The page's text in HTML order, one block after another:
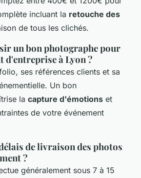
incluant la retouche des
de tous les clichés.
un bon photographe pour
d'entreprise à Lyon ?
ses références clients et sa
Un bon
la capture d'émotions et
de votre événement
de livraison des photos
?
généralement sous 7 à 15